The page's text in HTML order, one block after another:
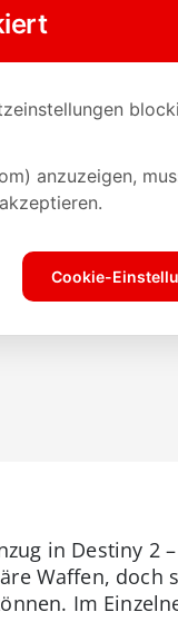
in Destiny 2
Waffen,
Im